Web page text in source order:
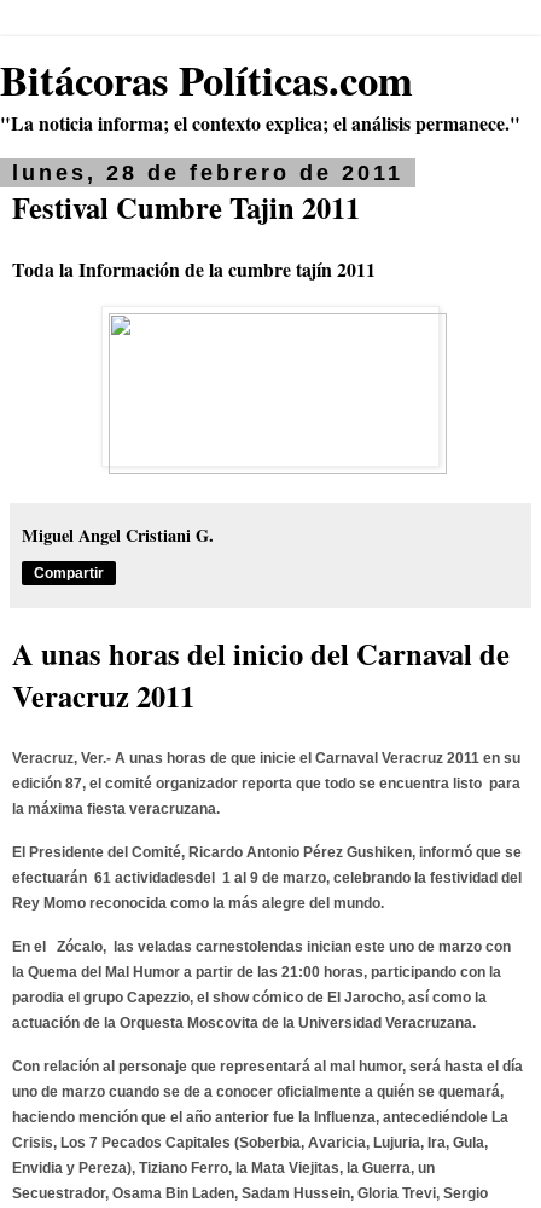
Bitácoras Políticas.com
"La noticia informa; el contexto explica; el análisis permanece."
lunes, 28 de febrero de 2011
Festival Cumbre Tajin 2011
Toda la Información de la cumbre tajín 2011
Miguel Angel Cristiani G.
Compartir
A unas horas del inicio del Carnaval de
Veracruz 2011
Veracruz, Ver.- A unas horas de que inicie el Carnaval Veracruz 2011 en su
edición 87, el comité organizador reporta que todo se encuentra listo para
la máxima fiesta veracruzana.
El Presidente del Comité, Ricardo Antonio Pérez Gushiken, informó que se
efectuarán 61 actividadesdel 1 al 9 de marzo, celebrando la festividad del
Rey Momo reconocida como la más alegre del mundo.
En el Zócalo, las veladas carnestolendas inician este uno de marzo con
la Quema del Mal Humor a partir de las 21:00 horas, participando con la
parodia el grupo Capezzio, el show cómico de El Jarocho, así como la
actuación de la Orquesta Moscovita de la Universidad Veracruzana.
Con relación al personaje que representará al mal humor, será hasta el día
uno de marzo cuando se de a conocer oficialmente a quién se quemará,
haciendo mención que el año anterior fue la Influenza, antecediéndole La
Crisis, Los 7 Pecados Capitales (Soberbia, Avaricia, Lujuria, Ira, Gula,
Envidia y Pereza), Tiziano Ferro, la Mata Viejitas, la Guerra, un
Secuestrador, Osama Bin Laden, Sadam Hussein, Gloria Trevi, Sergio